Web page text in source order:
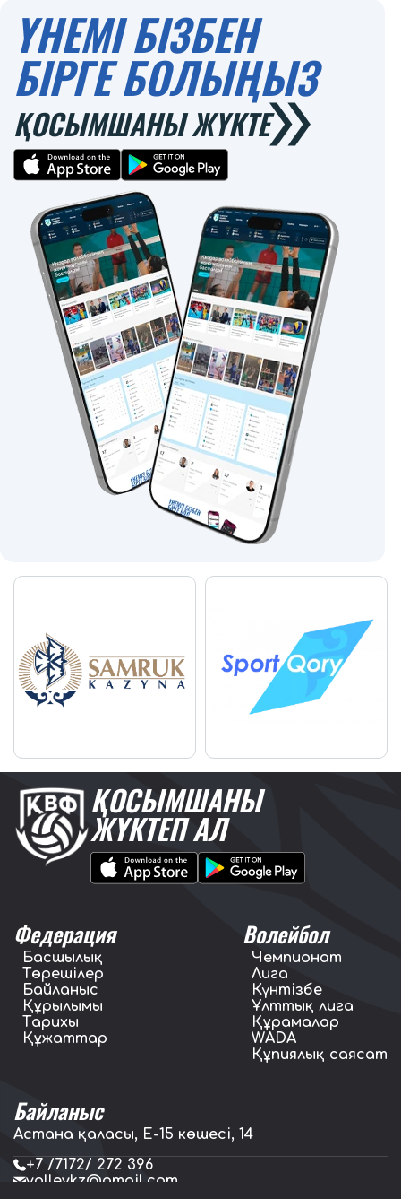
ҮНЕМІ БІЗБЕН
БІРГЕ БОЛЫҢЫЗ
ҚОСЫМШАНЫ ЖҮКТЕ
ҚОСЫМШАНЫ
ЖҮКТЕП АЛ
Федерация
Басшылық
Төрешілер
Байланыс
Құрылымы
Тарихы
Құжаттар
Волейбол
Чемпионат
Лига
Күнтізбе
Ұлттық лига
Құрамалар
WADA
Құпиялық саясат
Байланыс
Астана қаласы, E-15 көшесі, 14
+7 /7172/ 272 396
volleykz@gmail.com